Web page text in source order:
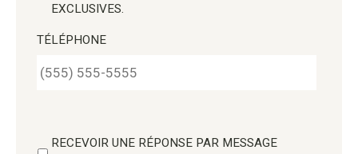
EXCLUSIVES.
TÉLÉPHONE
RECEVOIR UNE RÉPONSE PAR MESSAGE